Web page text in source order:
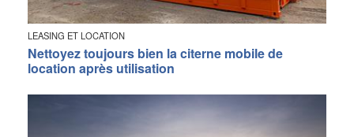
LEASING ET LOCATION
Nettoyez toujours bien la citerne mobile de
location après utilisation